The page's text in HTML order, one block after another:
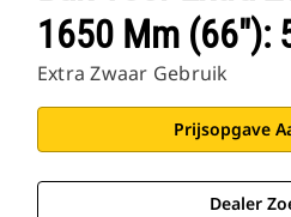
1650 Mm (66"):
Extra Zwaar Gebruik
Prijsopgave
Dealer